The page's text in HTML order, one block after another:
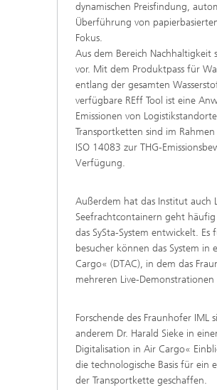
dynamischen Preisfindung,
Überführung von
Fokus.
Aus dem Bereich Nachhaltigkeit
vor. Mit dem Produktpass für
entlang der gesamten
verfügbare REff Tool ist eine
Emissionen von
Transportketten sind im
ISO 14083 zur THG-
Verfügung.
Außerdem hat das Institut auch
Seefrachtcontainern geht
das SySta-System entwickelt.
besucher können das System
Cargo« (DTAC), in dem das
mehreren Live-
Forschende des Fraunhofer
anderem Dr. Harald Sieke in
Digitalisation in Air Cargo«
die technologische Basis für ein
der Transportkette geschaffen.